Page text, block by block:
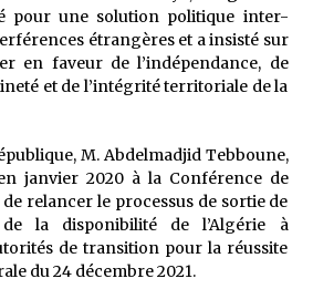
pour une solution politique inter-
étrangères et a insisté sur
en faveur de l’indépendance, de
et de l’intégrité territoriale de la
M. Abdelmadjid Tebboune,
janvier 2020 à la Conférence de
relancer le processus de sortie de
la disponibilité de l’Algérie à
de transition pour la réussite
du 24 décembre 2021.